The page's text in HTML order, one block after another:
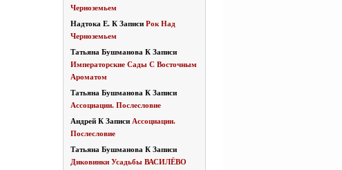
Черноземьем
Надтока Е.К Записи Рок Над
Черноземьем
Татьяна Бушманова К Записи
Императорские Сады С Восточным
Ароматом
Татьяна Бушманова К Записи
Ассоциации. Послесловие
АндрейК Записи Ассоциации.
Послесловие
Татьяна Бушманова К Записи
Диковинки Усадьбы ВАСИЛЁВО